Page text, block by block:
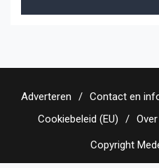
Adverteren Contact en
Cookiebeleid (EU)
Copyright